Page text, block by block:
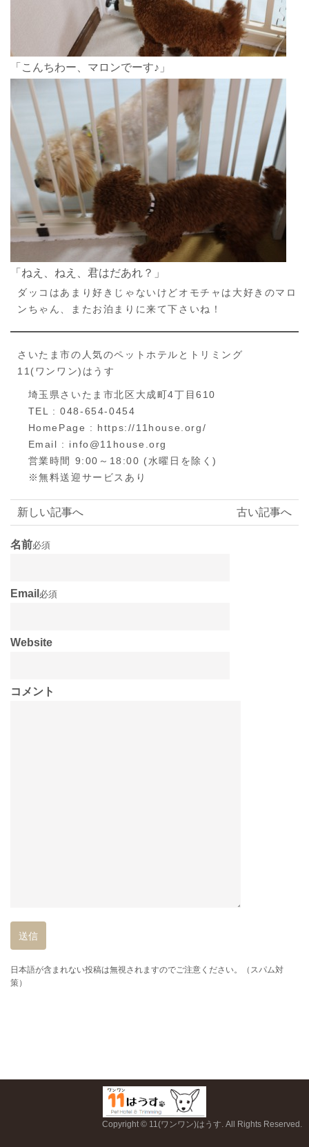
「こんちわー、マロンでーす♪」
「ねえ、ねえ、君はだあれ？」
ダッコはあまり好きじゃないけどオモチャは大好きのマロ
ンちゃん、またお泊まりに来て下さいね！
さいたま市の人気のペットホテルとトリミング
11(ワンワン)はうす
埼玉県さいたま市北区大成町4丁目610
TEL : 048-654-0454
HomePage : https://11house.org/
Email : info@11house.org
営業時間 9:00～18:00 (水曜日を除く)
※無料送迎サービスあり
古い記事へ
新しい記事へ
名前必須
Email 必須
Website
コメント
日本語が含まれない投稿は無視されますのでご注意ください。（スパム対
策）
Copyright © 11(ワンワン)はうす. All Rights Reserved.